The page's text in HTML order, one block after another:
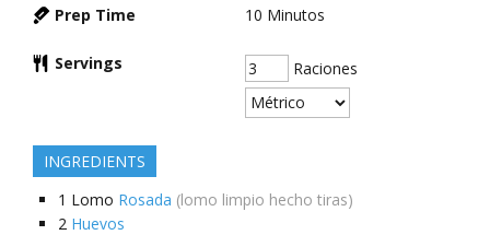
Prep Time 10 Minutos
Servings Raciones
INGREDIENTS
1 Lomo Rosada (lomo limpio hecho tiras)
2 Huevos